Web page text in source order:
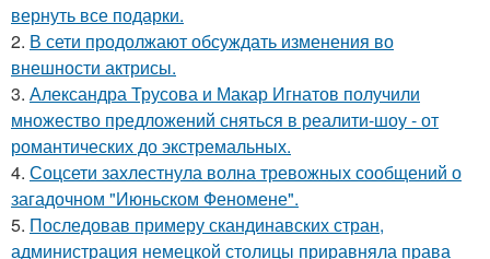
вернуть все подарки.
2. В сети продолжают обсуждать изменения во
внешности актрисы.
3. Александра Трусова и Макар Игнатов получили
множество предложений сняться в реалити-шоу - от
романтических до экстремальных.
4. Соцсети захлестнула волна тревожных сообщений о
загадочном "Июньском Феномене".
5. Последовав примеру скандинавских стран,
администрация немецкой столицы приравняла права